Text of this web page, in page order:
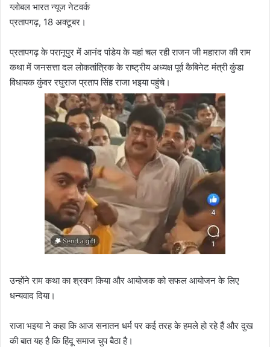
ग्लोबल भारत न्यूज नेटवर्क
प्रतापगढ़, 18 अक्टूबर।
प्रतापगढ़ के परानूपुर में आनंद पांडेय के यहां चल रही राजन जी महाराज की राम
कथा में जनसत्ता दल लोकतांत्रिक के राष्ट्रीय अध्यक्ष पूर्व कैबिनेट मंत्री कुंडा
विधायक कुंवर रघुराज प्रताप सिंह राजा भइया पहुंचे।
उन्होंने राम कथा का श्रवण किया और आयोजक को सफल आयोजन के लिए
धन्यवाद दिया।
राजा भइया ने कहा कि आज सनातन धर्म पर कई तरह के हमले हो रहे हैं और दुख
की बात यह है कि हिंदू समाज चुप बैठा है।